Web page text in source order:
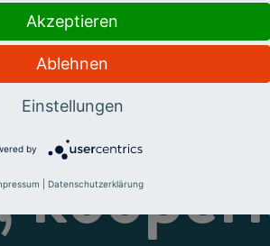
Akzeptieren
Ablehnen
Einstellungen
by
Datenschutzerklärung